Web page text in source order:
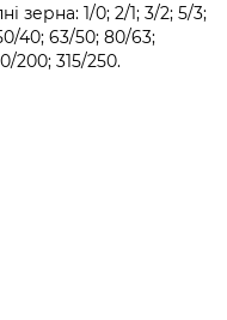
зерна: 1/0; 2/1; 3/2; 5/3;
40; 63/50; 80/63;
200; 315/250.